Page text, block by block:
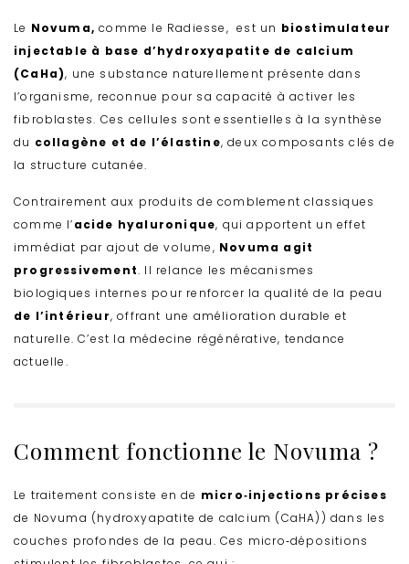
Le Novuma,comme le Radiesse, est un biostimulateur
injectable à base d’hydroxyapatite de calcium
(CaHa), une substance naturellement présente dans
l’organisme, reconnue pour sa capacité à activer les
fibroblastes. Ces cellules sont essentielles à la synthèse
du collagène et de l’élastine, deux composants clés de
la structure cutanée.
Contrairement aux produits de comblement classiques
comme l’acide hyaluronique, qui apportent un effet
immédiat par ajout de volume, Novuma agit
progressivement. Il relance les mécanismes
biologiques internes pour renforcer la qualité de la peau
de l’intérieur, offrant une amélioration durable et
naturelle. C’est la médecine régénérative, tendance
actuelle.
Comment fonctionne le Novuma ?
Le traitement consiste en de micro‑injections précises
de Novuma (hydroxyapatite de calcium (CaHA)) dans les
couches profondes de la peau. Ces micro‑dépositions